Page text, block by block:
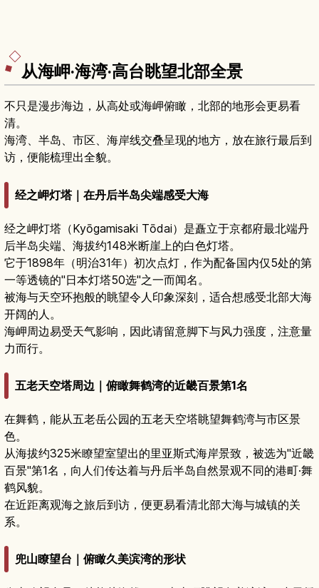
从海岬·海湾·高台眺望北部全景
不只是漫步海边，从高处或海岬俯瞰，北部的地形会更易看
清。
海湾、半岛、市区、海岸线交叠呈现的地方，放在旅行最后到
访，便能梳理出全貌。
经之岬灯塔｜在丹后半岛尖端感受大海
经之岬灯塔（Kyōgamisaki Tōdai）是矗立于京都府最北端丹
后半岛尖端、海拔约148米断崖上的白色灯塔。
它于1898年（明治31年）初次点灯，作为配备国内仅5处的第
一等透镜的"日本灯塔50选"之一而闻名。
被海与天空环抱般的眺望令人印象深刻，适合想感受北部大海
开阔的人。
海岬周边易受天气影响，因此请留意脚下与风力强度，注意量
力而行。
五老天空塔周边｜俯瞰舞鹤湾的近畿百景第1名
在舞鹤，能从五老岳公园的五老天空塔眺望舞鹤湾与市区景
色。
从海拔约325米瞭望室望出的里亚斯式海岸景致，被选为"近畿
百景"第1名，向人们传达着与丹后半岛自然景观不同的港町·舞
鹤风貌。
在近距离观海之旅后到访，便更易看清北部大海与城镇的关
系。
兜山瞭望台｜俯瞰久美滨湾的形状